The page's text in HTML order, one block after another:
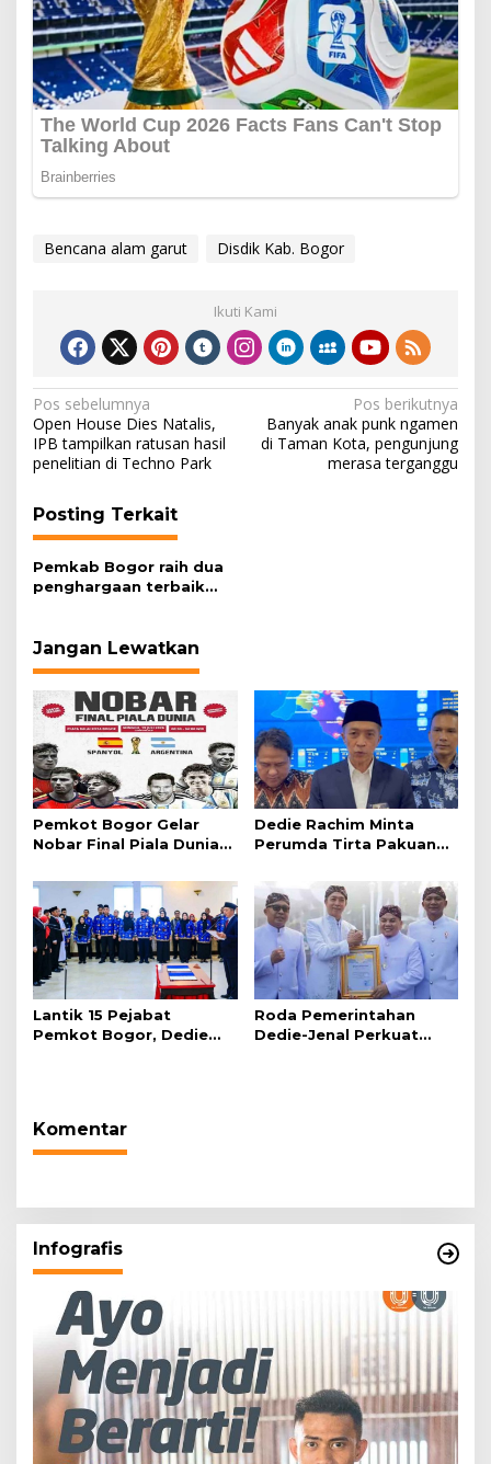
Bencana alam garut Disdik Kab. Bogor
Ikuti Kami
Navigasi
pos
Pos sebelumnya
Open House Dies Natalis,
IPB tampilkan ratusan hasil
penelitian di Techno Park
Pos berikutnya
Banyak anak punk ngamen
di Taman Kota, pengunjung
merasa terganggu
Posting Terkait
Pemkab Bogor raih dua
penghargaan terbaik
Jangan Lewatkan
Pemkot Bogor Gelar
Nobar Final Piala Dunia
Dedie Rachim Minta
Perumda Tirta Pakuan
Warga Terdampak
Kekeringan
Lantik 15 Pejabat
Pemkot Bogor, Dedie
Roda Pemerintahan
Dedie-Jenal Perkuat
Komentar
Infografis